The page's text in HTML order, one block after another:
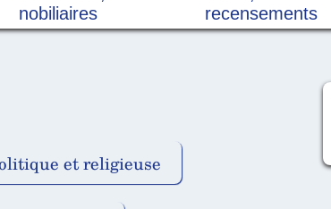
nobiliaires
recensements
et religieuse